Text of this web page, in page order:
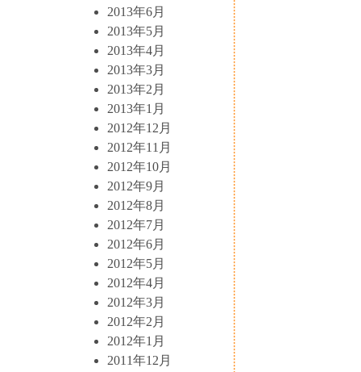
2013年6月
2013年5月
2013年4月
2013年3月
2013年2月
2013年1月
2012年12月
2012年11月
2012年10月
2012年9月
2012年8月
2012年7月
2012年6月
2012年5月
2012年4月
2012年3月
2012年2月
2012年1月
2011年12月